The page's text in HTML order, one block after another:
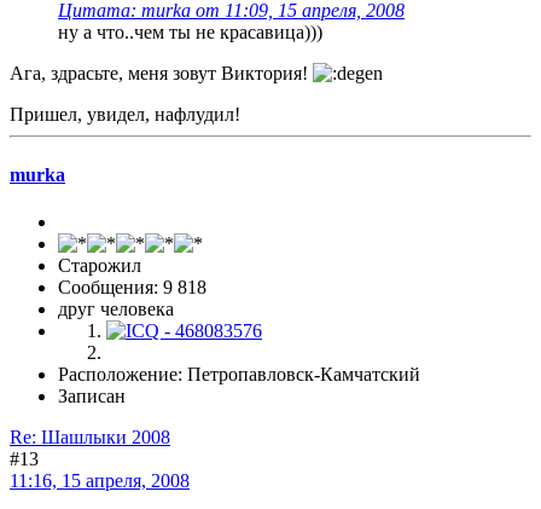
Цитата: murka от 11:09, 15 апреля, 2008
ну а что..чем ты не красавица)))
Ага, здрасьте, меня зовут Виктория!
Пришел, увидел, нафлудил!
murka
Старожил
Сообщения: 9 818
друг человека
Расположение: Петропавловск-Камчатский
Записан
Re: Шашлыки 2008
#13
11:16, 15 апреля, 2008